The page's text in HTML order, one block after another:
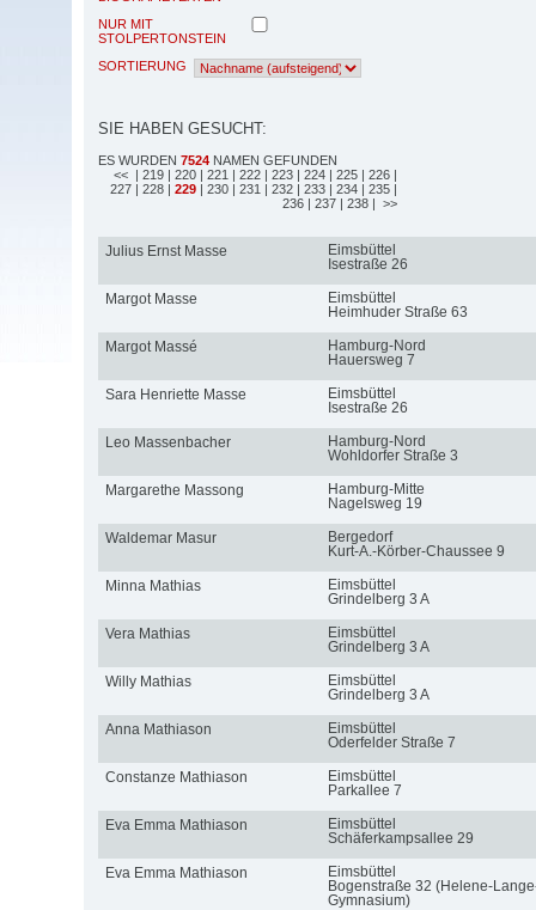
NUR MIT
STOLPERTONSTEIN
SORTIERUNG
SIE HABEN GESUCHT:
ES WURDEN 7524 NAMEN GEFUNDEN
<< | 219 | 220 | 221 | 222 | 223 | 224 | 225 | 226 |
227 | 228 | 229 | 230 | 231 | 232 | 233 | 234 | 235 |
236 | 237 | 238 | >>
Julius Ernst Masse
Eimsbüttel
Isestraße 26
Margot Masse
Eimsbüttel
Heimhuder Straße 63
Margot Massé
Hamburg-Nord
Hauersweg 7
Sara Henriette Masse
Eimsbüttel
Isestraße 26
Leo Massenbacher
Hamburg-Nord
Wohldorfer Straße 3
Margarethe Massong
Hamburg-Mitte
Nagelsweg 19
Waldemar Masur
Bergedorf
Kurt-A.-Körber-Chaussee 9
Minna Mathias
Eimsbüttel
Grindelberg 3 A
Vera Mathias
Eimsbüttel
Grindelberg 3 A
Willy Mathias
Eimsbüttel
Grindelberg 3 A
Anna Mathiason
Eimsbüttel
Oderfelder Straße 7
Constanze Mathiason
Eimsbüttel
Parkallee 7
Eva Emma Mathiason
Eimsbüttel
Schäferkampsallee 29
Eva Emma Mathiason
Eimsbüttel
Bogenstraße 32 (Helene-
Gymnasium)